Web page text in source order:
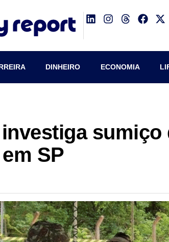
DINHEIRO ECONOMIA
sumiço
SP